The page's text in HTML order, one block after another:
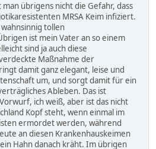
man übrigens nicht die Gefahr, dass
MRSA Keim infiziert.
tollen
ist mein Vater an so einem
sind ja auch diese
Maßnahme der
damit ganz elegant, leise und
um, und sorgt damit für ein
Ableben. Das ist
ich weiß, aber ist das nicht
Kopf steht, wenn einmal im
ermordet werden, während
an diesen Krankenhauskeimen
Hahn danach kräht. Im übrigen